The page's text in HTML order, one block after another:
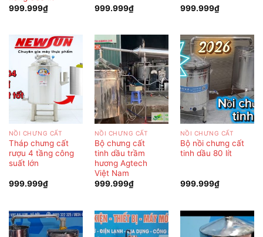
999.999₫ 999.999₫ 999.999₫
NỒI CHƯNG CẤT
Tháp chưng cất
rượu 4 tầng công
suất lớn
999.999₫
NỒI CHƯNG CẤT
Bộ chưng cất
tinh dầu trầm
hương Agtech
Việt Nam
999.999₫
NỒI CHƯNG CẤT
Bộ nồi chưng cất
tinh dầu 80 lít
999.999₫